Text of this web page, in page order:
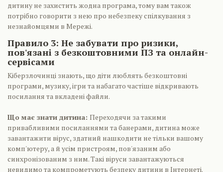
дитину не захистить жодна програма, тому вам також
потрібно говорити з нею про небезпеку спілкування з
незнайомцями в Мережі.
Правило 3: Не забувати про ризики,
пов'язані з безкоштовними ПЗ та онлайн-
сервісами
Кіберзлочинці знають, що діти люблять безкоштовні
програми, музику, ігри та набагато частіше відкривають
посилання та вкладені файли.
Що має знати дитина: Переходячи за такими
привабливими посиланнями та банерами, дитина може
завантажити вірус, здатний нашкодити не тільки вашому
комп'ютеру, а й усім пристроям, пов'язаним або
синхронізованим з ним. Такі віруси завантажуються
невидимо та компрометують безпеку дитини в Інтернеті.